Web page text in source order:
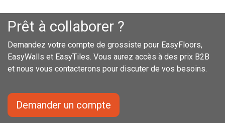
Prêt à collaborer ?
Demandez votre compte de grossiste pour EasyFloors,
EasyWalls et EasyTiles. Vous aurez accès à des prix B2B
et nous vous contacterons pour discuter de vos besoins.
Demander un compte